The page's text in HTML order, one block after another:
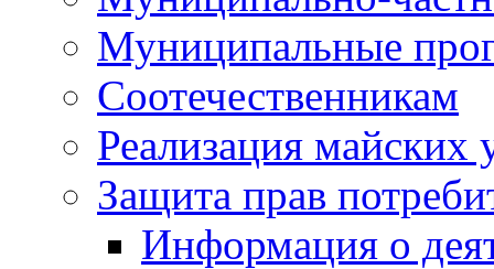
Муниципальные
Соотечественникам
Реализация майских
Защита прав
Информация о